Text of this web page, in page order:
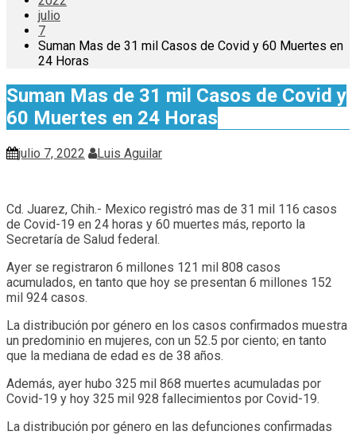
julio
7
Suman Mas de 31 mil Casos de Covid y 60 Muertes en
24 Horas
Suman Mas de 31 mil Casos de Covid y
60 Muertes en 24 Horas
julio 7, 2022 Luis Aguilar
Cd. Juarez, Chih.- Mexico registró mas de 31 mil 116 casos
de Covid-19 en 24 horas y 60 muertes más, reporto la
Secretaría de Salud federal.
Ayer se registraron 6 millones 121 mil 808 casos
acumulados, en tanto que hoy se presentan 6 millones 152
mil 924 casos.
La distribución por género en los casos confirmados muestra
un predominio en mujeres, con un 52.5 por ciento; en tanto
que la mediana de edad es de 38 años.
Además, ayer hubo 325 mil 868 muertes acumuladas por
Covid-19 y hoy 325 mil 928 fallecimientos por Covid-19.
La distribución por género en las defunciones confirmadas